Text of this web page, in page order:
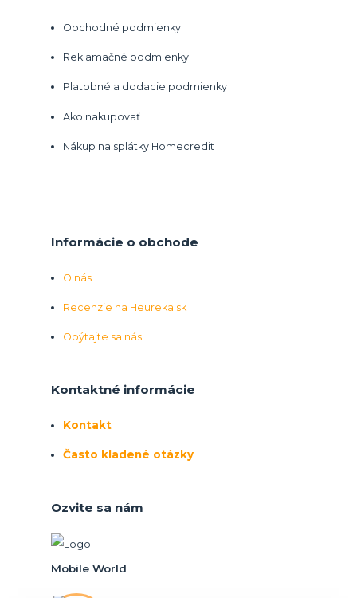
Obchodné podmienky
Reklamačné podmienky
Platobné a dodacie podmienky
Ako nakupovať
Nákup na splátky Homecredit
Informácie o obchode
O nás
Recenzie na Heureka.sk
Opýtajte sa nás
Kontaktné informácie
Kontakt
Často kladené otázky
Ozvite sa nám
Mobile World